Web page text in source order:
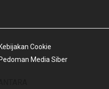
Kebijakan Cookie
Pedoman Media Siber